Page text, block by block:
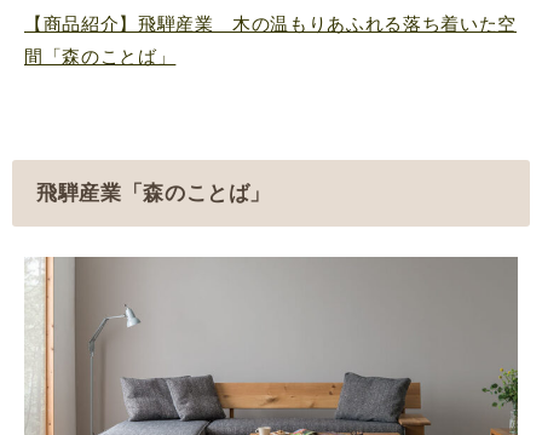
【商品紹介】飛騨産業 木の温もりあふれる落ち着いた空
間「森のことば」
飛騨産業「森のことば」